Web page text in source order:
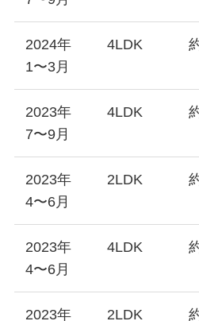
2024年
1〜3月
4LDK
2023年
7〜9月
4LDK
2023年
4〜6月
2LDK
2023年
4〜6月
4LDK
2023年
2LDK